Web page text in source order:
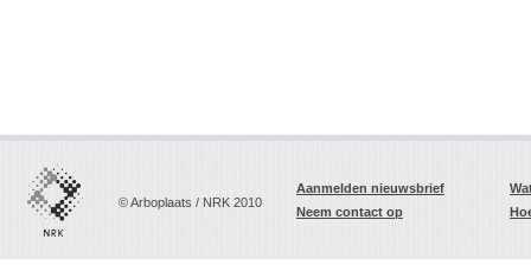
© Arboplaats / NRK 2010
Aanmelden nieuwsbrief
Neem contact op